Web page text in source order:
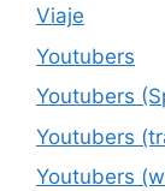
Viaje
Youtubers
Youtubers
Youtubers
Youtubers